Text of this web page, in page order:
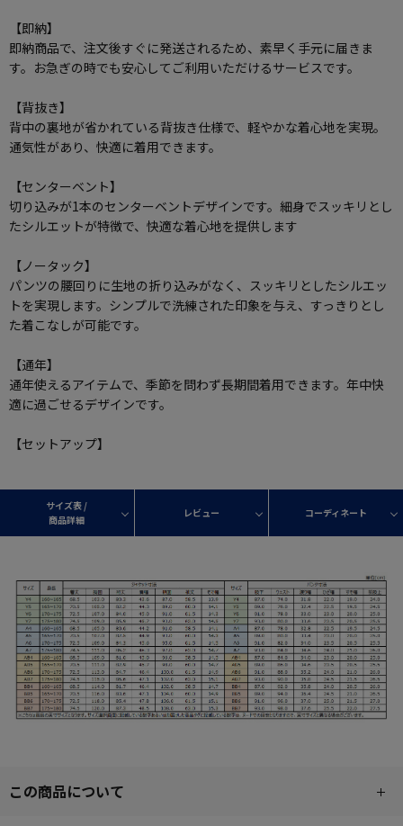
【即納】
即納商品で、注文後すぐに発送されるため、素早く手元に届きま
す。お急ぎの時でも安心してご利用いただけるサービスです。
【背抜き】
背中の裏地が省かれている背抜き仕様で、軽やかな着心地を実現。
通気性があり、快適に着用できます。
【センターベント】
切り込みが1本のセンターベントデザインです。細身でスッキリとし
たシルエットが特徴で、快適な着心地を提供します
【ノータック】
パンツの腰回りに生地の折り込みがなく、スッキリとしたシルエッ
トを実現します。シンプルで洗練された印象を与え、すっきりとし
た着こなしが可能です。
【通年】
通年使えるアイテムで、季節を問わず長期間着用できます。年中快
適に過ごせるデザインです。
【セットアップ】
サイズ表 /
商品詳細
レビュー コーディネート
この商品について